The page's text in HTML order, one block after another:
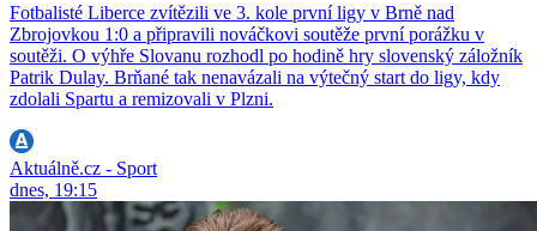
Fotbalisté Liberce zvítězili ve 3. kole první ligy v Brně nad
Zbrojovkou 1:0 a připravili nováčkovi soutěže první porážku v
soutěži. O výhře Slovanu rozhodl po hodině hry slovenský záložník
Patrik Dulay. Brňané tak nenavázali na výtečný start do ligy, kdy
zdolali Spartu a remizovali v Plzni.
Aktuálně.cz - Sport
dnes, 19:15